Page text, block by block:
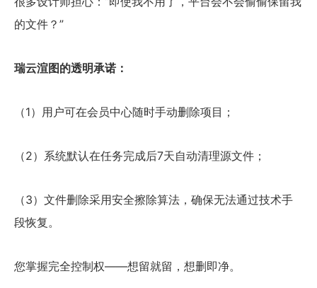
的文件？”
瑞云渲图的透明承诺：
（1）用户可在会员中心随时手动删除项目；
（2）系统默认在任务完成后7天自动清理源文件；
（3）文件删除采用安全擦除算法，确保无法通过技术手
段恢复。
您掌握完全控制权——想留就留，想删即净。